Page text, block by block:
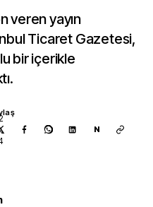
veren yayın
Ticaret Gazetesi,
bir içerikle
N